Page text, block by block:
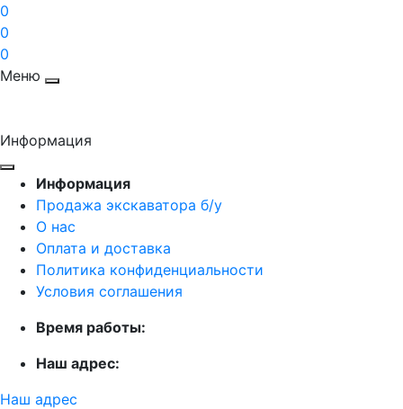
0
0
0
Меню
Информация
Информация
Продажа экскаватора б/у
О нас
Оплата и доставка
Политика конфиденциальности
Условия соглашения
Время работы:
Наш адрес:
Наш адрес